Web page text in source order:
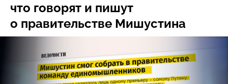
что говорят и пишут
о правительстве Мишустина